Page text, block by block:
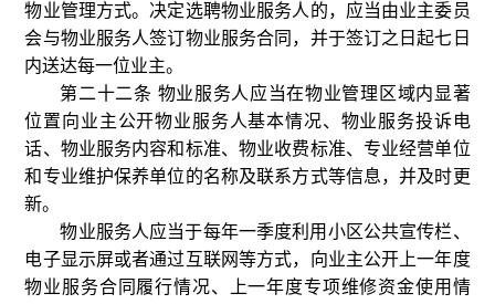
物业管理方式。决定选聘物业服务人的，应当由业主委员
会与物业服务人签订物业服务合同，并于签订之日起七日
内送达每一位业主。
第二十二条 物业服务人应当在物业管理区域内显著
位置向业主公开物业服务人基本情况、物业服务投诉电
话、物业服务内容和标准、物业收费标准、专业经营单位
和专业维护保养单位的名称及联系方式等信息，并及时更
新。
物业服务人应当于每年一季度利用小区公共宣传栏、
电子显示屏或者通过互联网等方式，向业主公开上一年度
物业服务合同履行情况、上一年度专项维修资金使用情